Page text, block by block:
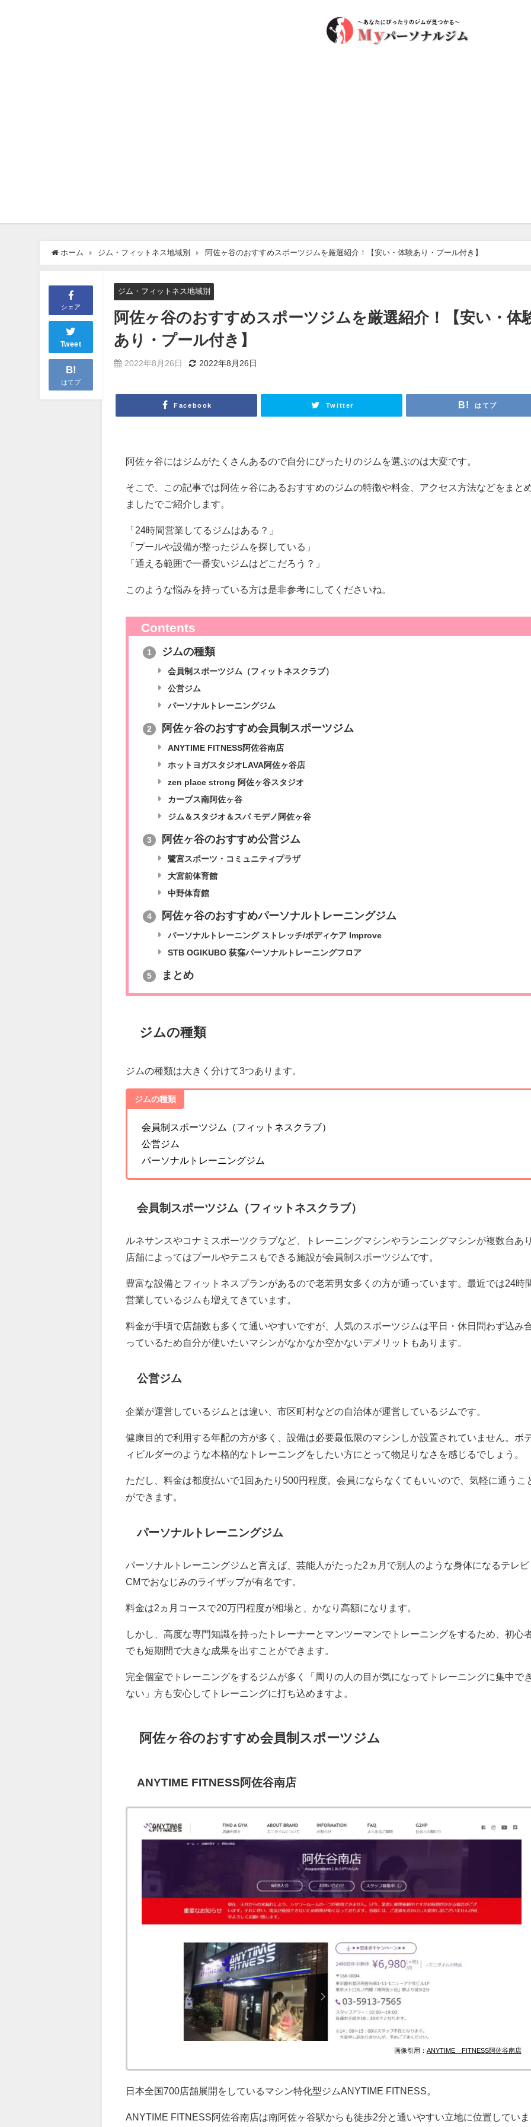
ホーム ジム・フィットネス地域別 阿佐ヶ谷のおすすめスポーツジムを厳選紹介！【安い・体験あり・プール付き】
シェア
Tweet
B!
はてブ
ジム・フィットネス地域別
阿佐ヶ谷のおすすめスポーツジムを厳選紹介！【安い・体
あり・プール付き】
2022年8月26日 2022年8月26日
Facebook Twitter はてブ
阿佐ヶ谷にはジムがたくさんあるので自分にぴったりのジムを選ぶのは大変です。
そこで、この記事では阿佐ヶ谷にあるおすすめのジムの特徴や料金、アクセス方法などをまと
ましたでご紹介します。
「24時間営業してるジムはある？」
「プールや設備が整ったジムを探している」
「通える範囲で一番安いジムはどこだろう？」
このような悩みを持っている方は是非参考にしてくださいね。
Contents
1 ジムの種類
会員制スポーツジム（フィットネスクラブ）
公営ジム
パーソナルトレーニングジム
2 阿佐ヶ谷のおすすめ会員制スポーツジム
ANYTIME FITNESS阿佐谷南店
ホットヨガスタジオLAVA阿佐ヶ谷店
zen place strong 阿佐ヶ谷スタジオ
カーブス南阿佐ヶ谷
ジム＆スタジオ＆スパ モデノ阿佐ヶ谷
3 阿佐ヶ谷のおすすめ公営ジム
鷺宮スポーツ・コミュニティプラザ
大宮前体育館
中野体育館
4 阿佐ヶ谷のおすすめパーソナルトレーニングジム
パーソナルトレーニング ストレッチ/ボディケア Improve
STB OGIKUBO 荻窪パーソナルトレーニングフロア
5 まとめ
ジムの種類
ジムの種類は大きく分けて3つあります。
ジムの種類
会員制スポーツジム（フィットネスクラブ）
公営ジム
パーソナルトレーニングジム
会員制スポーツジム（フィットネスクラブ）
ルネサンスやコナミスポーツクラブなど、トレーニングマシンやランニングマシンが複数台あ
店舗によってはプールやテニスもできる施設が会員制スポーツジムです。
豊富な設備とフィットネスプランがあるので老若男女多くの方が通っています。最近では24時
営業しているジムも増えてきています。
料金が手頃で店舗数も多くて通いやすいですが、人気のスポーツジムは平日・休日問わず込み
っているため自分が使いたいマシンがなかなか空かないデメリットもあります。
公営ジム
企業が運営しているジムとは違い、市区町村などの自治体が運営しているジムです。
健康目的で利用する年配の方が多く、設備は必要最低限のマシンしか設置されていません。ボ
ィビルダーのような本格的なトレーニングをしたい方にとって物足りなさを感じるでしょう。
ただし、料金は都度払いで1回あたり500円程度。会員にならなくてもいいので、気軽に通うこ
ができます。
パーソナルトレーニングジム
パーソナルトレーニングジムと言えば、芸能人がたった2ヵ月で別人のような身体になるテレビ
CMでおなじみのライザップが有名です。
料金は2ヵ月コースで20万円程度が相場と、かなり高額になります。
しかし、高度な専門知識を持ったトレーナーとマンツーマンでトレーニングをするため、初心
でも短期間で大きな成果を出すことができます。
完全個室でトレーニングをするジムが多く「周りの人の目が気になってトレーニングに集中で
ない」方も安心してトレーニングに打ち込めますよ。
阿佐ヶ谷のおすすめ会員制スポーツジム
ANYTIME FITNESS阿佐谷南店
画像引用： ANYTIME FITNESS阿佐谷南店
日本全国700店舗展開をしているマシン特化型ジムANYTIME FITNESS
ANYTIME FITNESS阿佐谷南店は南阿佐ヶ谷駅からも徒歩2分と通いやすい立地に位置していま